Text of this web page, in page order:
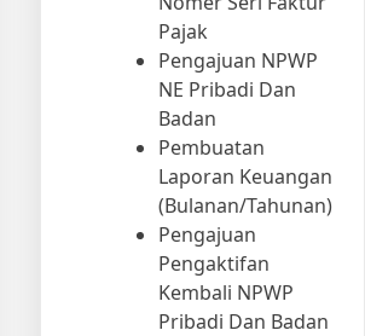
Pajak
Pengajuan NPWP
NE Pribadi Dan
Badan
Pembuatan
Laporan Keuangan
(Bulanan/Tahunan)
Pengajuan
Pengaktifan
Kembali NPWP
Pribadi Dan Badan